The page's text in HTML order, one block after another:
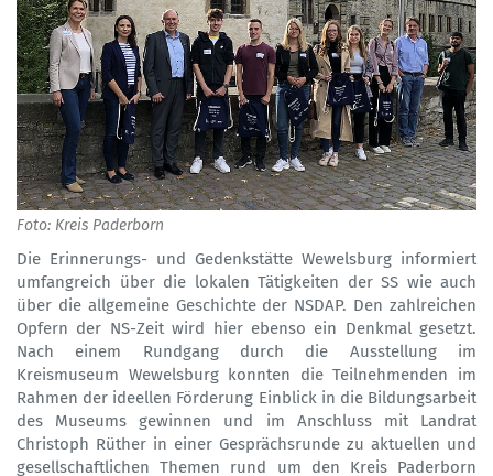
Foto: Kreis Paderborn
Die Erinnerungs- und Gedenkstätte Wewelsburg informiert
umfangreich über die lokalen Tätigkeiten der SS wie auch
über die allgemeine Geschichte der NSDAP. Den zahlreichen
Opfern der NS-Zeit wird hier ebenso ein Denkmal gesetzt.
Nach einem Rundgang durch die Ausstellung im
Kreismuseum Wewelsburg konnten die Teilnehmenden im
Rahmen der ideellen Förderung Einblick in die Bildungsarbeit
des Museums gewinnen und im Anschluss mit Landrat
Christoph Rüther in einer Gesprächsrunde zu aktuellen und
gesellschaftlichen Themen rund um den Kreis Paderborn